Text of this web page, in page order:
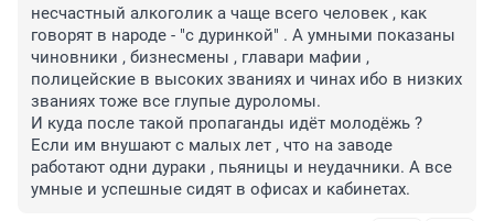
несчастный алкоголик а чаще всего человек , как
говорят в народе - "с дуринкой" . А умными показаны
чиновники , бизнесмены , главари мафии ,
полицейские в высоких званиях и чинах ибо в низких
званиях тоже все глупые дуроломы.
И куда после такой пропаганды идёт молодёжь ?
Если им внушают с малых лет , что на заводе
работают одни дураки , пьяницы и неудачники. А все
умные и успешные сидят в офисах и кабинетах.